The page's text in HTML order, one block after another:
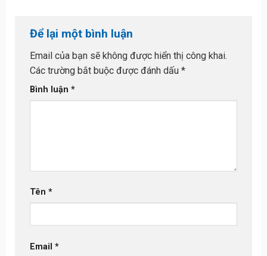
Để lại một bình luận
Email của bạn sẽ không được hiển thị công khai.
Các trường bắt buộc được đánh dấu *
Bình luận *
Tên *
Email *